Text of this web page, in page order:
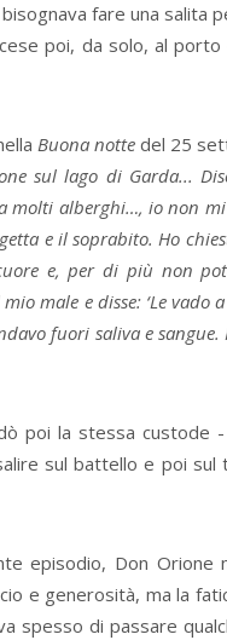
fare una salita
poi, da solo, al porto
Buona notte del 25
sul lago di Garda...
molti alberghi…, io non
e il soprabito. Ho
e, per di più non
male e disse: ‘Le vado
fuori saliva e
poi la stessa custode
sul battello e poi
episodio, Don
e generosità, ma la
spesso di passare